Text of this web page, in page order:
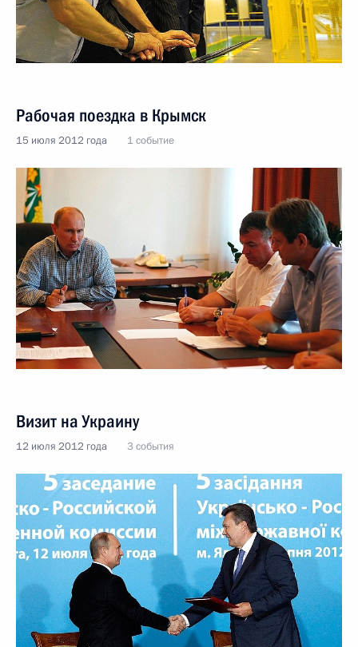
Рабочая поездка в Крымск
15 июля 2012 года 1 событие
Визит на Украину
12 июля 2012 года 3 события